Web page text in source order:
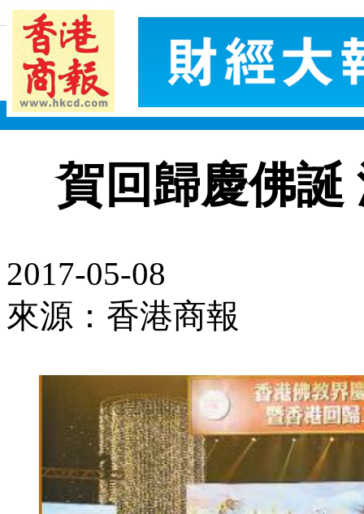
賀回歸慶佛誕
2017-05-08
來源：香港商報